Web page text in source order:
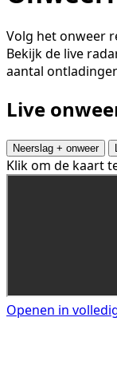
Volg het onweer
Bekijk de live
aantal
Live
Neerslag + onweer
Klik om de kaart
Openen in